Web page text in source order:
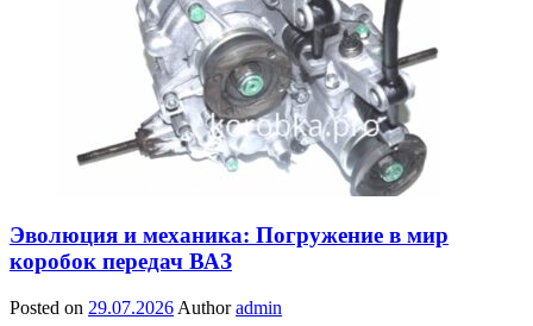
Эволюция и механика: Погружение в мир
коробок передач ВАЗ
Posted on 29.07.2026 Author admin